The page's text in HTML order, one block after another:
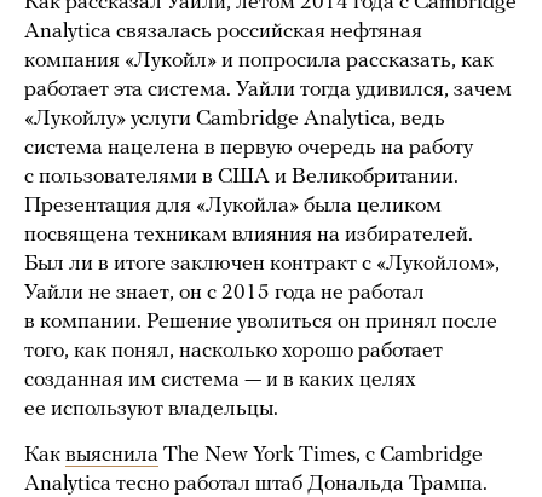
Analytica связалась российская нефтяная
компания «Лукойл» и попросила рассказать, как
работает эта система. Уайли тогда удивился, зачем
«Лукойлу» услуги Cambridge Analytica, ведь
система нацелена в первую очередь на работу
с пользователями в США и Великобритании.
Презентация для «Лукойла» была целиком
посвящена техникам влияния на избирателей.
Был ли в итоге заключен контракт с «Лукойлом»,
Уайли не знает, он с 2015 года не работал
в компании. Решение уволиться он принял после
того, как понял, насколько хорошо работает
созданная им система — и в каких целях
ее используют владельцы.
Как выяснила The New York Times, с Cambridge
Analytica тесно работал штаб Дональда Трампа.